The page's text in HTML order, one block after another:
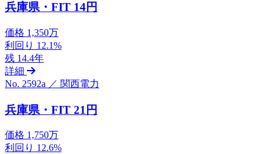
兵庫県・FIT 14円
価格 1,350万
利回り 12.1%
残 14.4年
詳細
No. 2592a ／ 関西電力
兵庫県・FIT 21円
価格 1,750万
利回り 12.6%